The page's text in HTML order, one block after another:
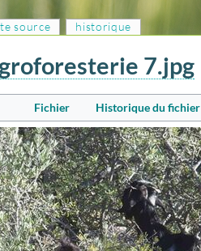
7.jpg
Fichier Historique du fichier
source historique